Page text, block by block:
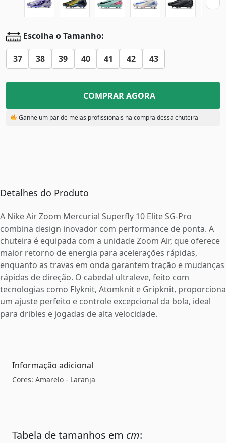
Escolha o Tamanho:
37 38 39 40 41 42 43
COMPRAR AGORA
Ganhe um par de meias profissionais na compra dessa chuteira
Detalhes do Produto
A Nike Air Zoom Mercurial Superfly 10 Elite SG-Pro
combina design inovador com performance de ponta. A
chuteira é equipada com a unidade Zoom Air, que oferece
maior retorno de energia para acelerações rápidas,
enquanto as travas em onda garantem tração e mudanças
rápidas de direção. O cabedal ultraleve, feito com
tecnologias como Flyknit, Atomknit e Gripknit, proporciona
um ajuste perfeito e controle excepcional da bola, ideal
para dribles e jogadas de alta velocidade.
Informação adicional
Cores: Amarelo - Laranja
Tabela de tamanhos em cm: